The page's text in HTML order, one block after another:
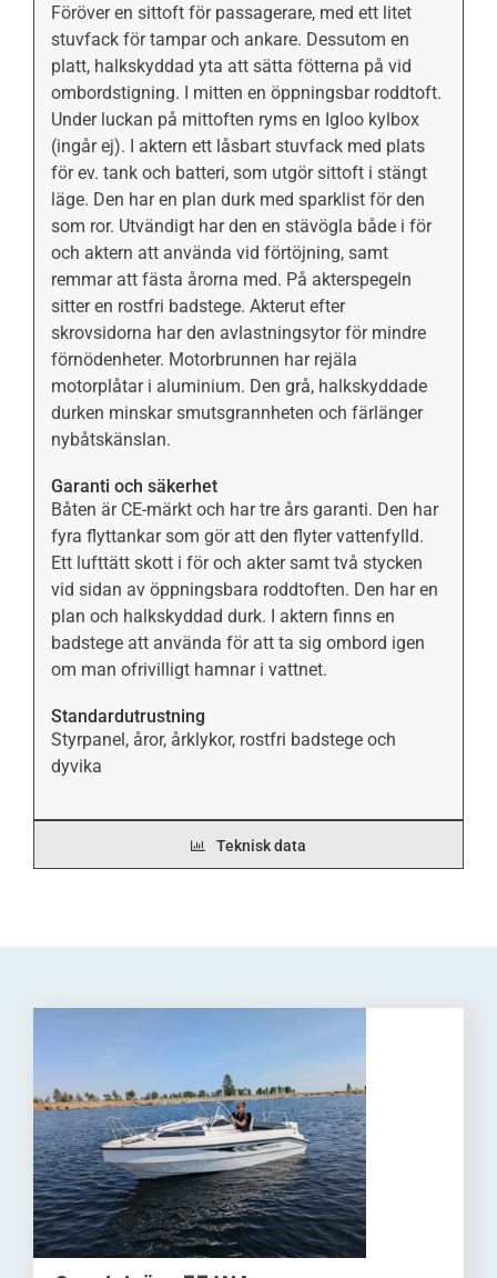
Föröver en sittoft för passagerare, med ett litet
stuvfack för tampar och ankare. Dessutom en
platt, halkskyddad yta att sätta fötterna på vid
ombordstigning. I mitten en öppningsbar roddtoft.
Under luckan på mittoften ryms en Igloo kylbox
(ingår ej). I aktern ett låsbart stuvfack med plats
för ev. tank och batteri, som utgör sittoft i stängt
läge. Den har en plan durk med sparklist för den
som ror. Utvändigt har den en stävögla både i för
och aktern att använda vid förtöjning, samt
remmar att fästa årorna med. På akterspegeln
sitter en rostfri badstege. Akterut efter
skrovsidorna har den avlastningsytor för mindre
förnödenheter. Motorbrunnen har rejäla
motorplåtar i aluminium. Den grå, halkskyddade
durken minskar smutsgrannheten och färlänger
nybåtskänslan.
Garanti och säkerhet
Båten är CE-märkt och har tre års garanti. Den har
fyra flyttankar som gör att den flyter vattenfylld.
Ett lufttätt skott i för och akter samt två stycken
vid sidan av öppningsbara roddtoften. Den har en
plan och halkskyddad durk. I aktern finns en
badstege att använda för att ta sig ombord igen
om man ofrivilligt hamnar i vattnet.
Standardutrustning
Styrpanel, åror, årklykor, rostfri badstege och
dyvika
Teknisk data